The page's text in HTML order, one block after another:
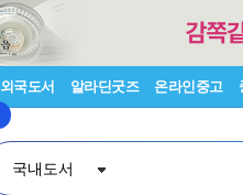
외국도서 알라딘굿즈 온라인중고
국내도서